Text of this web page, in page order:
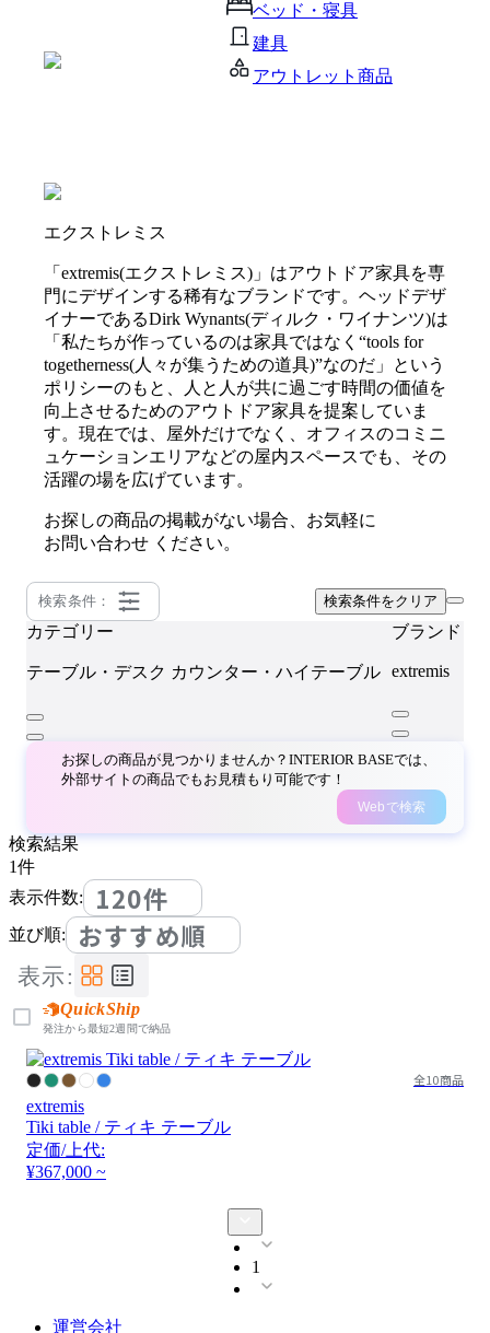
ベッド・寝具
建具
アウトレット商品
エクストレミス
「extremis(エクストレミス)」はアウトドア家具を専
門にデザインする稀有なブランドです。ヘッドデザ
イナーであるDirk Wynants(ディルク・ワイナンツ)は
「私たちが作っているのは家具ではなく“tools for
togetherness(人々が集うための道具)”なのだ」という
ポリシーのもと、人と人が共に過ごす時間の価値を
向上させるためのアウトドア家具を提案していま
す。現在では、屋外だけでなく、オフィスのコミニ
ュケーションエリアなどの屋内スペースでも、その
活躍の場を広げています。
お探しの商品の掲載がない場合、お気軽に
お問い合わせ ください。
検索条件： 検索条件をクリア
カテゴリー
テーブル・デスク カウンター・ハイテーブル
ブランド
extremis
お探しの商品が見つかりませんか？INTERIOR BASEでは、
外部サイトの商品でもお見積もり可能です！
Webで検索
検索結果
1件
表示件数:
120件
並び順: おすすめ順
表示:
QuickShip
発注から最短2週間で納品
全10商品
extremis
Tiki table / ティキ テーブル
定価/上代:
¥367,000 ~
1
運営会社